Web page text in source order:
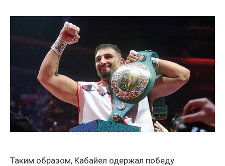
Таким образом, Кабайел одержал победу